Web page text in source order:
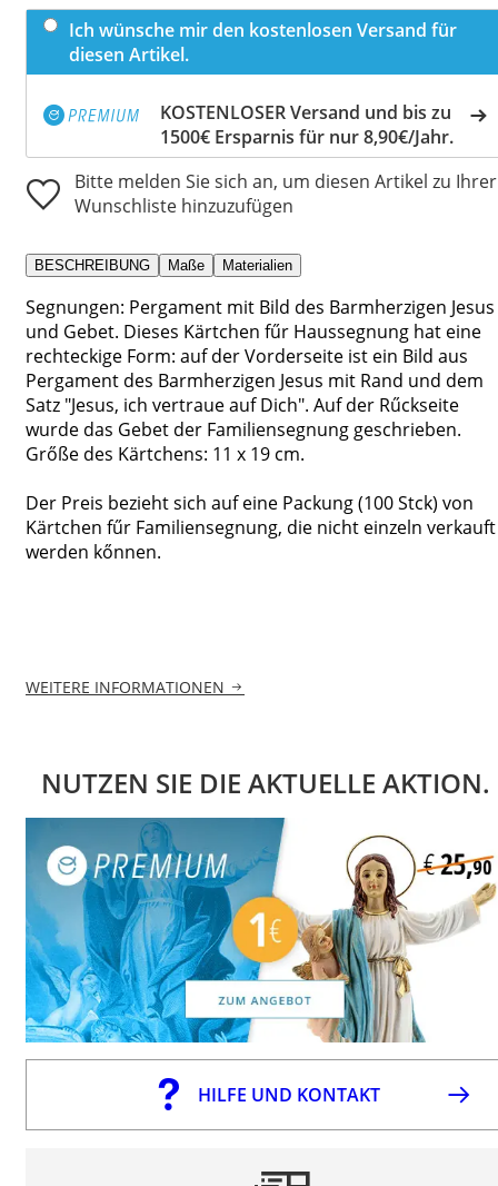
Ich wünsche mir den kostenlosen Versand für
diesen Artikel.
KOSTENLOSER Versand und bis zu
1500€ Ersparnis für nur 8,90€/Jahr.
Bitte melden Sie sich an, um diesen Artikel zu Ihrer
Wunschliste hinzuzufügen
BESCHREIBUNG Maße Materialien
Segnungen: Pergament mit Bild des Barmherzigen Jesus
und Gebet. Dieses Kärtchen fűr Haussegnung hat eine
rechteckige Form: auf der Vorderseite ist ein Bild aus
Pergament des Barmherzigen Jesus mit Rand und dem
Satz "Jesus, ich vertraue auf Dich". Auf der Rűckseite
wurde das Gebet der Familiensegnung geschrieben.
Grőße des Kärtchens: 11 x 19 cm.
Der Preis bezieht sich auf eine Packung (100 Stck) von
Kärtchen fűr Familiensegnung, die nicht einzeln verkauft
werden kőnnen.
WEITERE INFORMATIONEN
NUTZEN SIE DIE AKTUELLE AKTION.
HILFE UND KONTAKT